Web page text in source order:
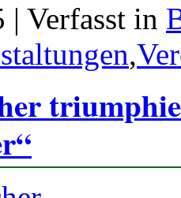
Verfasst in
,